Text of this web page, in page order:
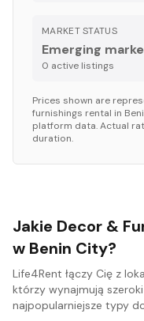
MARKET STATUS
Emerging
0 active listings
Prices shown are
furnishings rental in
platform data. Actual
duration.
Jakie Decor &
w Benin City?
Life4Rent łączy Cię z
którzy wynajmują
najpopularniejsze typy